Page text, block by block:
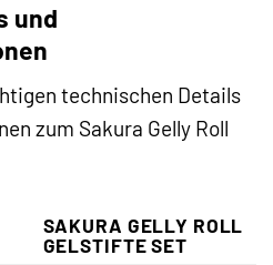
und
technischen Details
zum Sakura Gelly Roll
SAKURA GELLY ROLL
GELSTIFTE SET